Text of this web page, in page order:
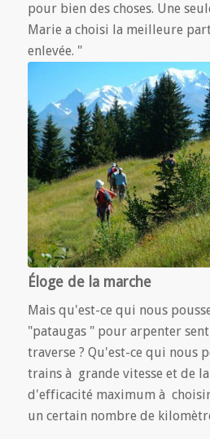
pour bien des choses. Une
Marie a choisi la meilleure
enlevée. "
Éloge de la marche
Mais qu'est-ce qui nous
"pataugas " pour arpenter
traverse ? Qu'est-ce qui nous
trains à grande vitesse et de
d'efficacité maximum à
un certain nombre de